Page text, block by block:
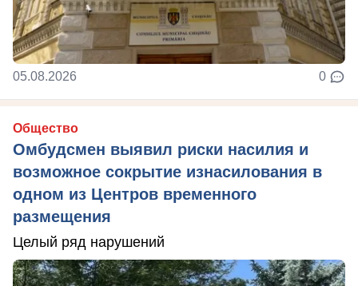
05.08.2026 0
Общество
Омбудсмен выявил риски насилия и
возможное сокрытие изнасилования в
одном из Центров временного
размещения
Целый ряд нарушений